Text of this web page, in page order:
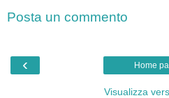
Posta un commento
‹ Home
Visualizza